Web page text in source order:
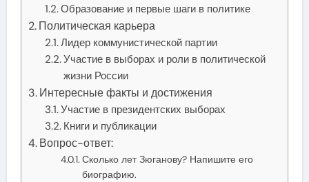
Образование и первые шаги в политике
Политическая карьера
Лидер коммунистической партии
Участие в выборах и роли в политической
жизни России
Интересные факты и достижения
Участие в президентских выборах
Книги и публикации
Вопрос-ответ:
Сколько лет Зюганову? Напишите его
биографию.